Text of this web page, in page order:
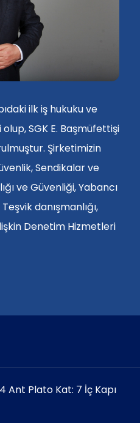
ilk iş hukuku ve
SGK E. Başmüfettişi
Şirketimizin
Sendikalar ve
ve Güvenliği, Yabancı
danışmanlığı,
Denetim Hizmetleri
Ant Plato Kat: 7 İç Kapı